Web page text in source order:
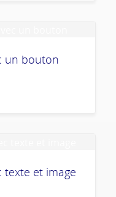
un bouton
texte et image